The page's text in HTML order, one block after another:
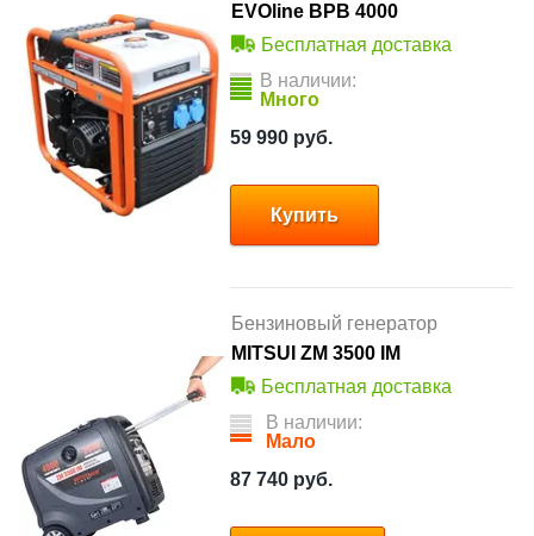
EVOline BPB 4000
Бесплатная доставка
В наличии:
Много
59 990 руб.
Купить
Бензиновый генератор
MITSUI ZM 3500 IM
Бесплатная доставка
В наличии:
Мало
87 740 руб.